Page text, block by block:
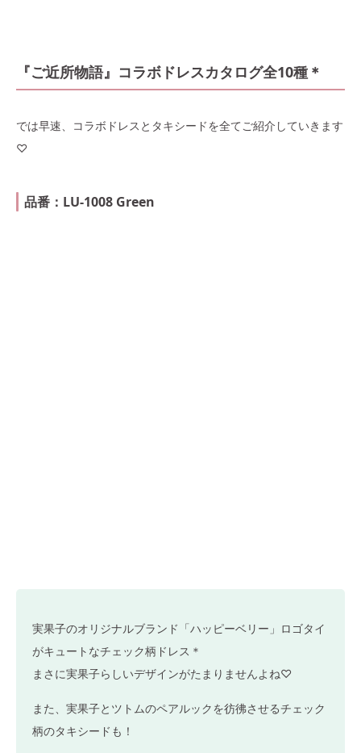
『ご近所物語』コラボドレスカタログ全10種＊
では早速、コラボドレスとタキシードを全てご紹介していきます
♡
品番：LU-1008 Green
実果子のオリジナルブランド「ハッピーベリー」ロゴタイ
がキュートなチェック柄ドレス＊
まさに実果子らしいデザインがたまりませんよね♡
また、実果子とツトムのペアルックを彷彿させるチェック
柄のタキシードも！